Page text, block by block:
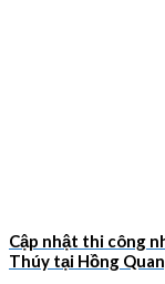
Cập nhật thi công
Thúy tại Hồng